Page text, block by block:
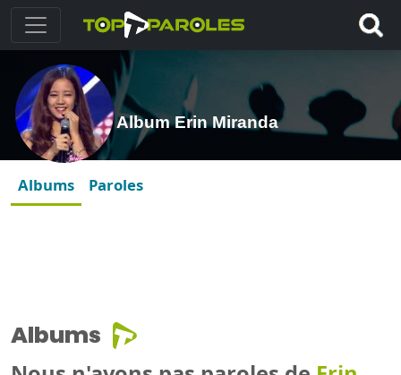
Album Erin Miranda
Albums Paroles
Albums